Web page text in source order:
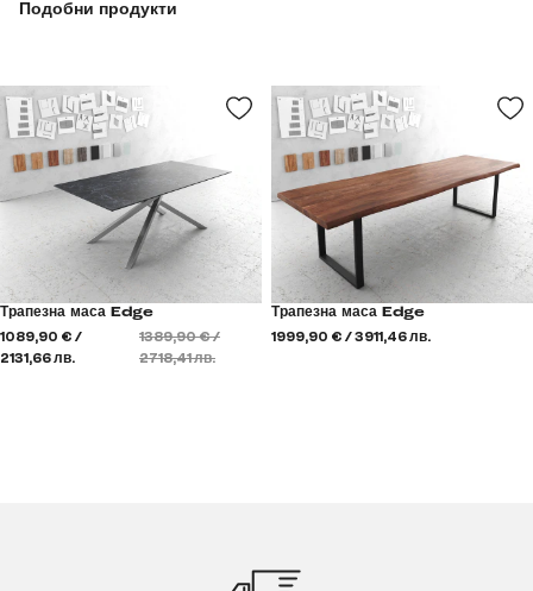
Подобни продукти
Трапезна маса Edge
1089,90 € /
2131,66 лв.
1389,90 € /
2718,41 лв.
Трапезна маса Edge
1999,90 € / 3911,46 лв.